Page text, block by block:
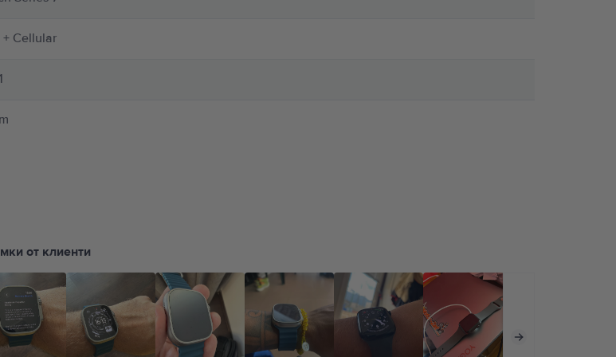
аксесоари за зареждане на Apple Watch. Apple Watch не е медицинско устройство и не може да замести
+ Cellular
от клиенти